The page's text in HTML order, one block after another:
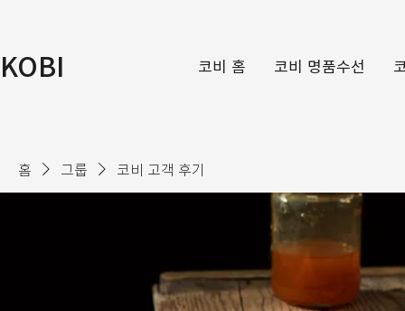
KOBI 코비 홈 코비 명품수선
홈 그룹 코비 고객 후기